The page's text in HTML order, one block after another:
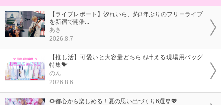
【ライブレポート】汐れいら、約3年ぶりのフリーライブ
を新宿で開催...
あき
2026.8.7
【推し活】可愛いと大容量どちらも叶える現場用バッグ
特集💝
のん
2026.8.6
🌻都心から楽しめる！夏の思い出づくり6選🎐💖